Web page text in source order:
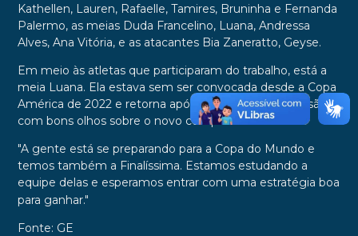
Kathellen, Lauren, Rafaelle, Tamires, Bruninha e Fernanda
Palermo, as meias Duda Francelino, Luana, Andressa
Alves, Ana Vitória, e as atacantes Bia Zaneratto, Geyse.
Em meio às atletas que participaram do trabalho, está a
meia Luana. Ela estava sem ser convocada desde a Copa
América de 2022 e retorna após a recuperação de lesão,
com bons olhos sobre o novo compromisso.
"A gente está se preparando para a Copa do Mundo e
temos também a Finalíssima. Estamos estudando a
equipe delas e esperamos entrar com uma estratégia boa
para ganhar."
Fonte: GE